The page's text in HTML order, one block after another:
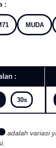
:
MUDA
:
30s
adalah variasi